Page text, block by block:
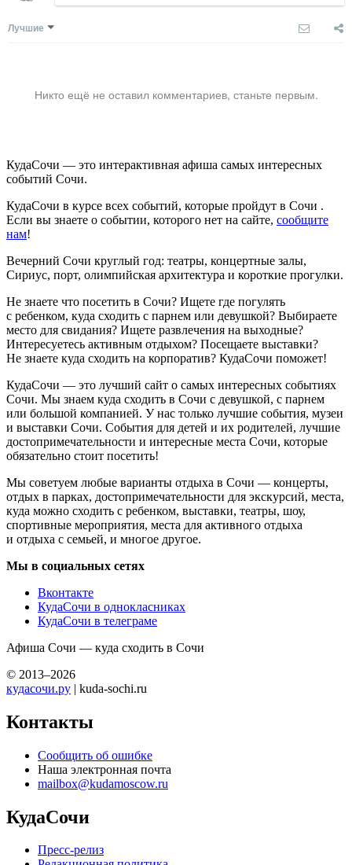
Лучшие
Никто ещё не оставил комментариев, станьте первым.
КудаСочи — это интерактивная афиша самых интересных
событий Сочи.
КудаСочи в курсе всех событий, которые пройдут в Сочи .
Если вы знаете о событии, которого нет на сайте, сообщите
нам!
Вечерний Сочи круглый год: театры, концертные залы,
Сириус, порт, олимпийская архитектура и короткие прогулки.
Не знаете что посетить в Сочи? Ищете где погулять
с ребенком, куда сходить с парнем или девушкой? Выбираете
место для свидания? Ищете развлечения на выходные?
Интересуетесь активным отдыхом? Посещаете выставки?
Не знаете куда сходить на корпоратив? КудаСочи поможет!
КудаСочи — это лучший сайт о самых интересных событиях
Сочи. Мы знаем куда сходить в Сочи с девушкой, с парнем
или большой компанией. У нас только лучшие события, музеи
и выставки Сочи. События для детей и их родителей, лучшие
достопримечательности и интересные места Сочи, которые
обязательно стоит посетить!
Мы советуем любые варианты отдыха в Сочи — концерты,
отдых в парках, достопримечательности для экскурсий, места,
куда можно сходить с ребенком, выставки, театры, шоу,
спортивные мероприятия, места для активного отдыха
и отдыха с семьей, и многое другое.
Мы в социальных сетях
Вконтакте
КудаСочи в однокласниках
КудаСочи в телеграме
Афиша Сочи — куда сходить в Сочи
© 2013–2026
кудасочи.ру | kuda-sochi.ru
Контакты
Сообщить об ошибке
Наша электронная почта
mailbox@kudamoscow.ru
КудаСочи
Пресс-релиз